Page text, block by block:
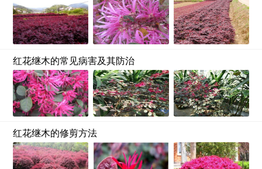
红花继木的常见病害及其防治
红花继木的修剪方法